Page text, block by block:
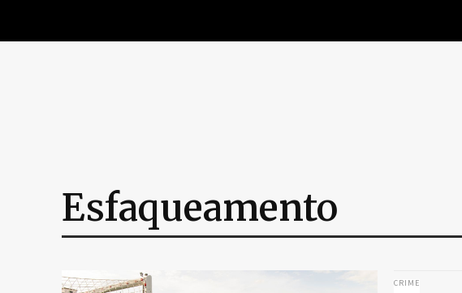
Esfaqueamento
CRIME